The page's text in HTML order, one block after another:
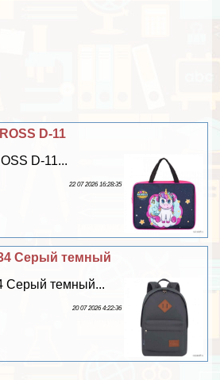
D-11
D-11...
22 07 2026 16:28:35
Серый темный
Серый темный...
20 07 2026 4:22:36